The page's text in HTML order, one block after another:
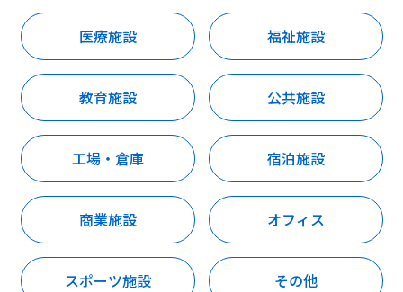
医療施設 福祉施設
教育施設 公共施設
工場・倉庫 宿泊施設
商業施設 オフィス
スポーツ施設 その他